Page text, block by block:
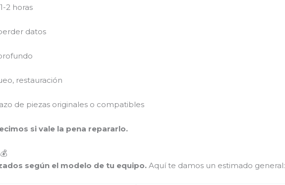
2 horas
datos
restauración
de piezas originales o compatibles
si vale la pena repararlo.
según el modelo de tu equipo. Aquí te damos un estimado general: